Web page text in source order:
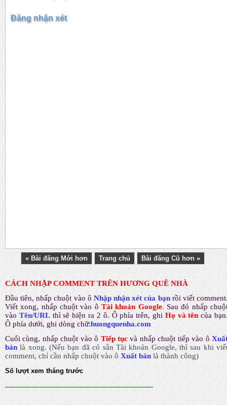
Đăng nhận xét
« Bài đăng Mới hơn Trang chủ Bài đăng Cũ hơn »
CÁCH NHẬP COMMENT TRÊN HƯƠNG QUÊ NHÀ
Đầu tiên, nhấp chuột vào ô Nhập nhận xét của bạn rồi viết comment
Viết xong, nhấp chuột vào ô Tài khoản Google. Sau đó nhấp
vào Tên/URL thì sẽ hiện ra 2 ô. Ô phía trên, ghiHọ và tên của
Ô phía dưới, ghi dòng chữ:huongquenha.com
Cuối cùng, nhấp chuột vào ô Tiếp tục và nhấp chuột tiếp vào ô
bản là xong.(Nếu bạn đã có sẵn Tài khoản Google, thì sau khi
comment, chỉ cần nhấp chuột vào ôXuất bảnlà thành công)
Số lượt xem tháng trước
-------------------------------------------------------------------------